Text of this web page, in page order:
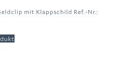
mit Klappschild Ref.-Nr.: